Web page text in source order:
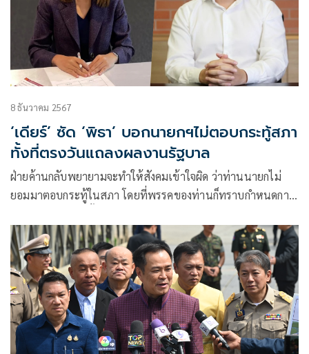
8 ธันวาคม 2567
‘เดียร์’ ซัด ‘พิธา’ บอกนายกฯไม่ตอบกระทู้สภา
ทั้งที่ตรงวันแถลงผลงานรัฐบาล
ฝ่ายค้านกลับพยายามจะทำให้สังคมเข้าใจผิด ว่าท่านนายกไม่
ยอมมาตอบกระทู้ในสภา โดยที่พรรคของท่านก็ทราบกำหนดการ